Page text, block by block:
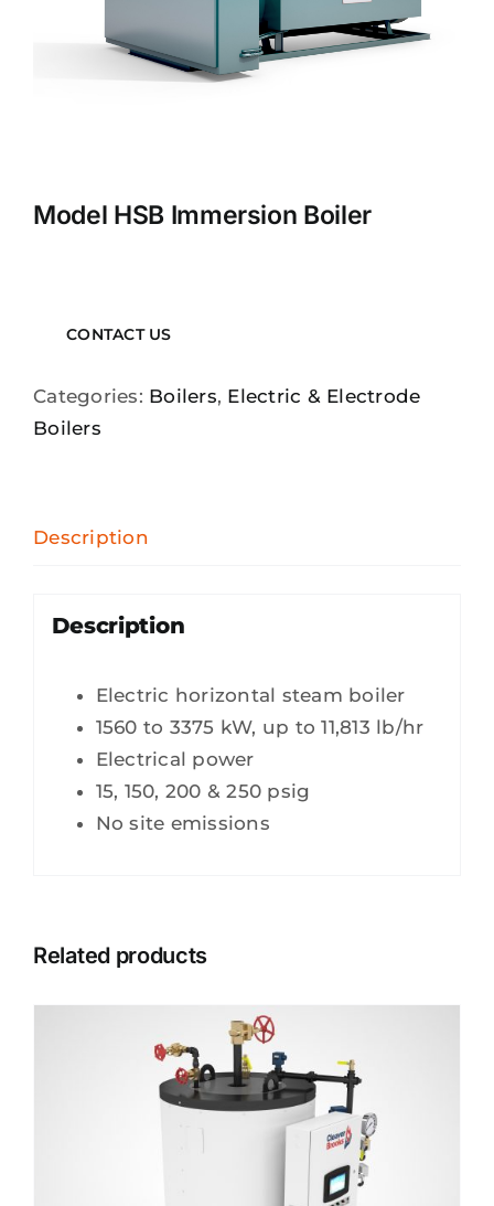
Model HSB Immersion Boiler
CONTACT US
Categories: Boilers, Electric & Electrode
Boilers
Description
Description
Electric horizontal steam boiler
1560 to 3375 kW, up to 11,813 lb/hr
Electrical power
15, 150, 200 & 250 psig
No site emissions
Related products